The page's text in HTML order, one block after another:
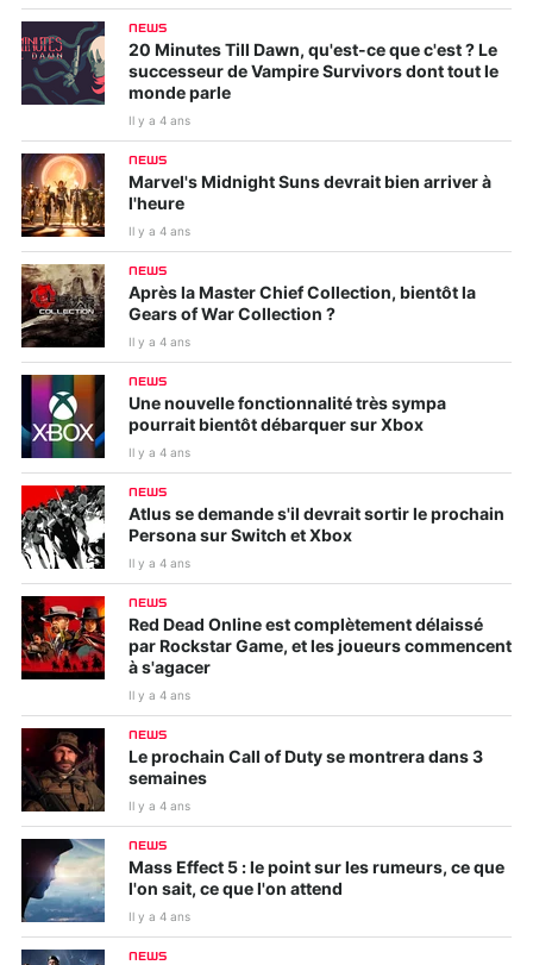
NEWS
20 Minutes Till Dawn, qu'est-ce que c'est ? Le
successeur de Vampire Survivors dont tout le
monde parle
Il y a 4 ans
NEWS
Marvel's Midnight Suns devrait bien arriver à
l'heure
Il y a 4 ans
NEWS
Après la Master Chief Collection, bientôt la
Gears of War Collection ?
Il y a 4 ans
NEWS
Une nouvelle fonctionnalité très sympa
pourrait bientôt débarquer sur Xbox
Il y a 4 ans
NEWS
Atlus se demande s'il devrait sortir le prochain
Persona sur Switch et Xbox
Il y a 4 ans
NEWS
Red Dead Online est complètement délaissé
par Rockstar Game, et les joueurs commencent
à s'agacer
Il y a 4 ans
NEWS
Le prochain Call of Duty se montrera dans 3
semaines
Il y a 4 ans
NEWS
Mass Effect 5 : le point sur les rumeurs, ce que
l'on sait, ce que l'on attend
Il y a 4 ans
NEWS